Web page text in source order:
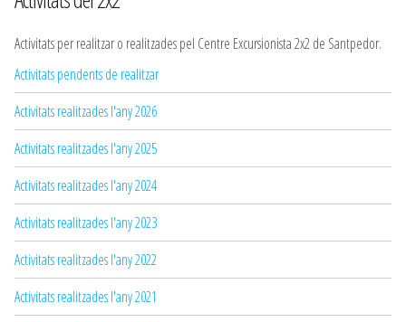
Activitats per realitzar o realitzades pel Centre Excursionista 2x2 de Santpedor.
Activitats pendents de realitzar
Activitats realitzades l'any 2026
Activitats realitzades l'any 2025
Activitats realitzades l'any 2024
Activitats realitzades l'any 2023
Activitats realitzades l'any 2022
Activitats realitzades l'any 2021